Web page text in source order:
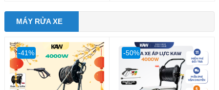
MÁY RỬA XE
-41% -50%